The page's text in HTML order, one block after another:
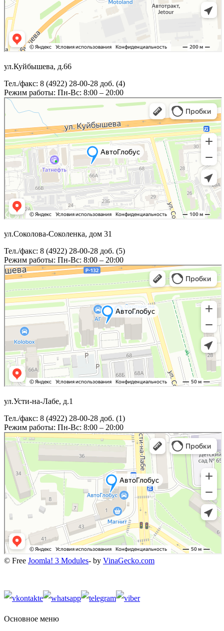
ул.Куйбышева, д.66
Тел./факс: 8 (4922) 28-00-28 доб. (4)
Режим работы: Пн-Вс: 8:00 – 20:00
ул.Соколова-Соколенка, дом 31
Тел./факс: 8 (4922) 28-00-28 доб. (5)
Режим работы: Пн-Вс: 8:00 – 20:00
ул.Усти-на-Лабе, д.1
Тел./факс: 8 (4922) 28-00-28 доб. (1)
Режим работы: Пн-Вс: 8:00 – 20:00
© Free Joomla! 3 Modules- by VinaGecko.com
Основное меню